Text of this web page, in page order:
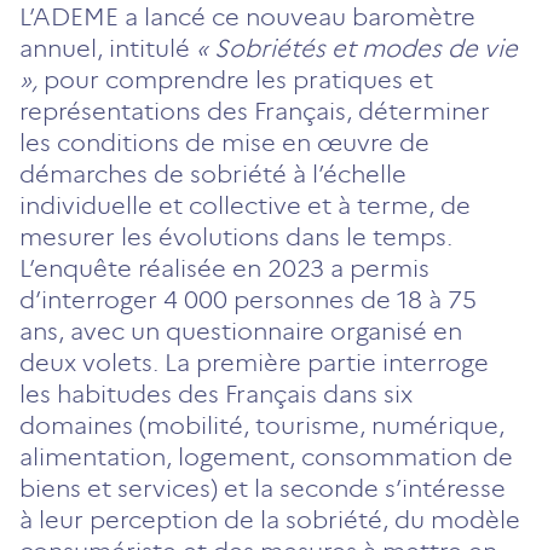
L’ADEME a lancé ce nouveau baromètre
annuel, intitulé « Sobriétés et modes de vie
», pour comprendre les pratiques et
représentations des Français, déterminer
les conditions de mise en œuvre de
démarches de sobriété à l’échelle
individuelle et collective et à terme, de
mesurer les évolutions dans le temps.
L’enquête réalisée en 2023 a permis
d’interroger 4 000 personnes de 18 à 75
ans, avec un questionnaire organisé en
deux volets. La première partie interroge
les habitudes des Français dans six
domaines (mobilité, tourisme, numérique,
alimentation, logement, consommation de
biens et services) et la seconde s’intéresse
à leur perception de la sobriété, du modèle